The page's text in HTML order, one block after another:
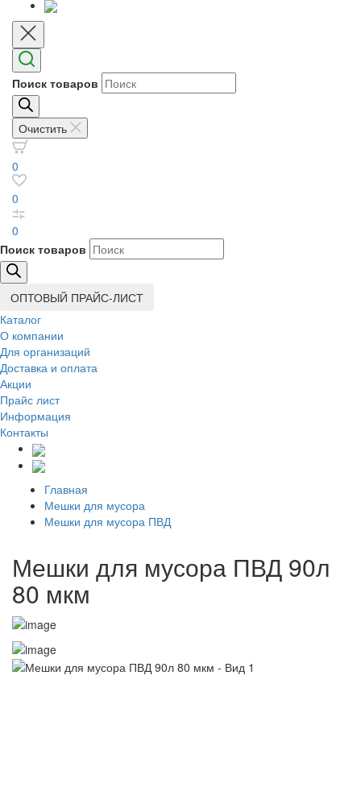
Поиск товаров
Очистить
0
0
0
Поиск товаров
ОПТОВЫЙ ПРАЙС-ЛИСТ
Каталог
О компании
Для организаций
Доставка и оплата
Акции
Прайс лист
Информация
Контакты
Главная
Мешки для мусора
Мешки для мусора ПВД
Мешки для мусора ПВД 90л
80 мкм